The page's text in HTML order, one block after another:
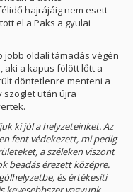
hajrájáig nem esett
el a Paks a gyulai
jobb oldali támadás végén
aki a kapus fölött lőtt a
döntetlenre menteni a
szöglet után újra
ki jól a helyzeteinket. Az
fent védekezett, mi pedig
a széleken viszont
beadás érezett középre.
és értékesíti